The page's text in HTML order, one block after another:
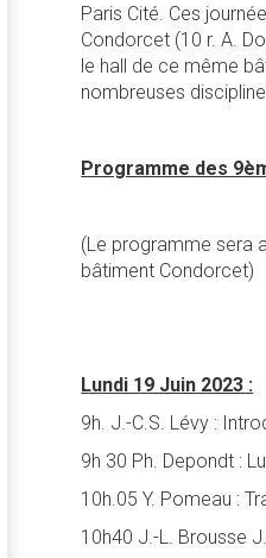
Paris Cité. Ces
Condorcet (10 r. A.
le hall de ce même
nombreuses
Programme des
(Le programme sera
bâtiment Condorcet)
Lundi 19 Juin 2023 :
9h. J.-C.S. Lévy :
9h 30 Ph. Depondt :
10h.05 Y. Pomeau :
10h40 J.-L. Brousse